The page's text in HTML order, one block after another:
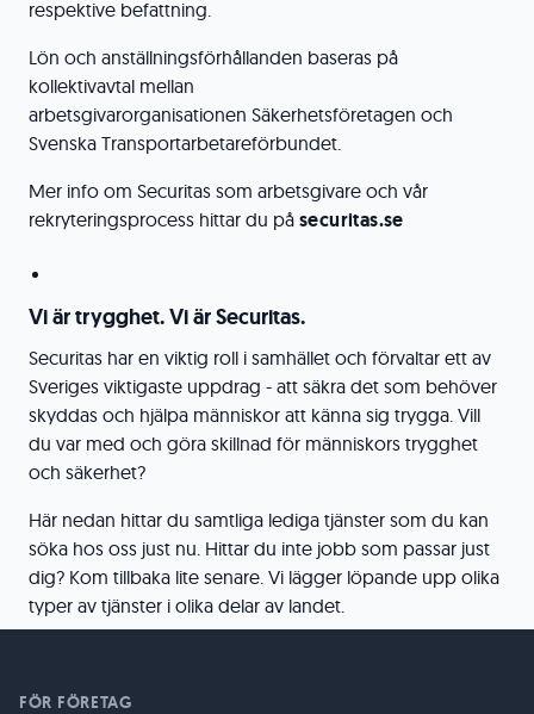
respektive befattning.
Lön och anställningsförhållanden baseras på
kollektivavtal mellan
arbetsgivarorganisationen Säkerhetsföretagen och
Svenska Transportarbetareförbundet.
Mer info om Securitas som arbetsgivare och vår
rekryteringsprocess hittar du på securitas.se
Vi är trygghet. Vi är Securitas.
Securitas har en viktig roll i samhället och förvaltar ett av
Sveriges viktigaste uppdrag - att säkra det som behöver
skyddas och hjälpa människor att känna sig trygga. Vill
du var med och göra skillnad för människors trygghet
och säkerhet?
Här nedan hittar du samtliga lediga tjänster som du kan
söka hos oss just nu. Hittar du inte jobb som passar just
dig? Kom tillbaka lite senare. Vi lägger löpande upp olika
typer av tjänster i olika delar av landet.
FÖR FÖRETAG